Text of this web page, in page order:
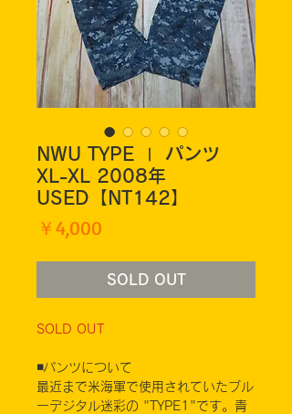
NWU TYPE Ⅰ パンツ
XL-XL 2008年
USED【NT142】
￥4,000
SOLD OUT
SOLD OUT
◾️パンツについて
最近まで米海軍で使用されていたブル
ーデジタル迷彩の "TYPE1"です。青